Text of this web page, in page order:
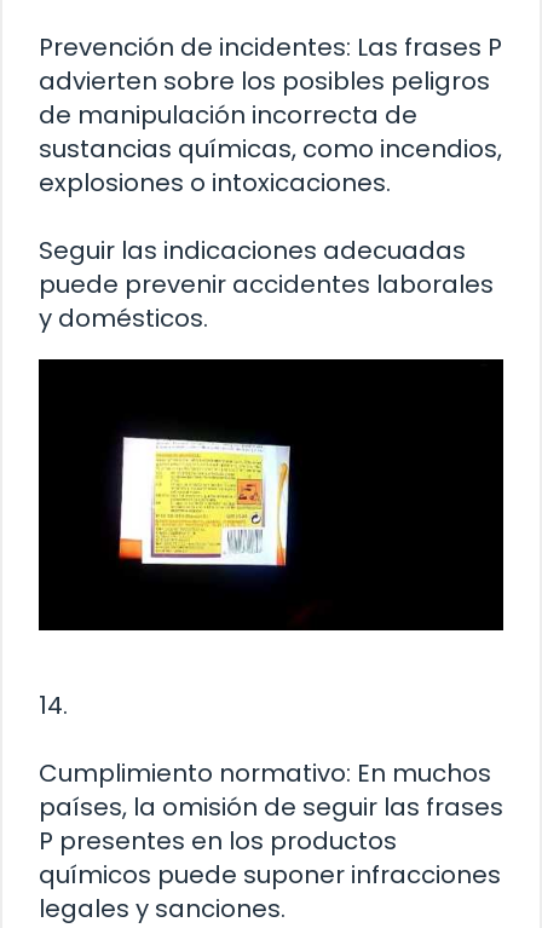
Prevención de incidentes: Las frases P
advierten sobre los posibles peligros
de manipulación incorrecta de
sustancias químicas, como incendios,
explosiones o intoxicaciones.
Seguir las indicaciones adecuadas
puede prevenir accidentes laborales
y domésticos.
14.
Cumplimiento normativo: En muchos
países, la omisión de seguir las frases
P presentes en los productos
químicos puede suponer infracciones
legales y sanciones.